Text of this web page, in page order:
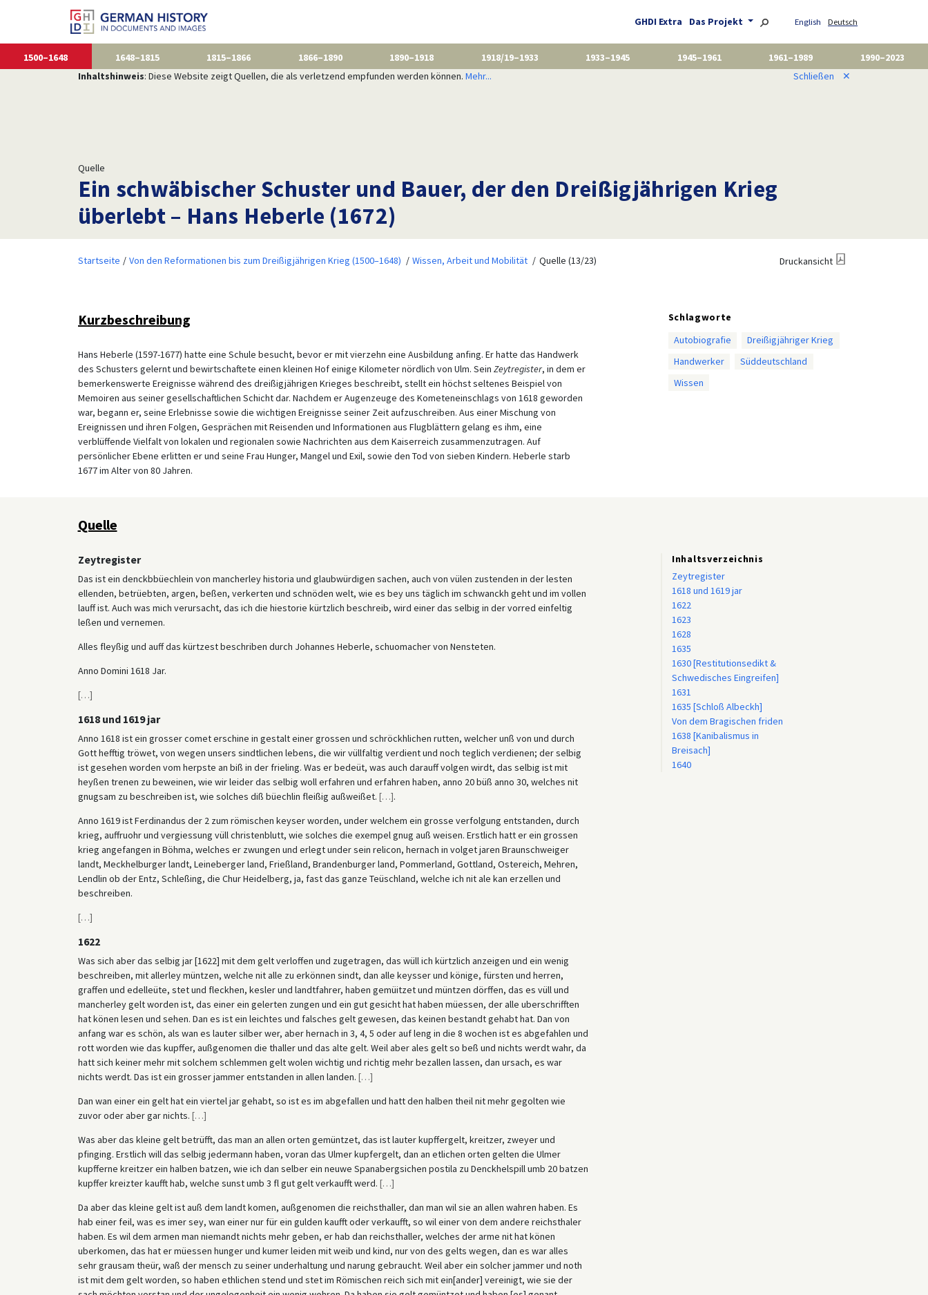
GHDI Extra Das Projekt English Deutsch
1500–1648 1648–1815 1815–1866 1866–1890 1890–1918 1918/19–1933 1933–1945 1945–1961 1961–1989
1990–2023
Inhaltshinweis: Diese Website zeigt Quellen, die als verletzend empfunden werden können. Mehr... Schließen ✕
Quelle
Ein schwäbischer Schuster und Bauer, der den Dreißigjährigen Krieg
überlebt – Hans Heberle (1672)
Startseite Von den Reformationen bis zum Dreißigjährigen Krieg (1500–1648) Wissen, Arbeit und Mobilität Quelle (13/23) Druckansicht
Kurzbeschreibung
Hans Heberle (1597-1677) hatte eine Schule besucht, bevor er mit vierzehn eine Ausbildung anfing. Er hatte das Handwerk
des Schusters gelernt und bewirtschaftete einen kleinen Hof einige Kilometer nördlich von Ulm. Sein Zeytregister, in dem er
bemerkenswerte Ereignisse während des dreißigjährigen Krieges beschreibt, stellt ein höchst seltenes Beispiel von
Memoiren aus seiner gesellschaftlichen Schicht dar. Nachdem er Augenzeuge des Kometeneinschlags von 1618 geworden
war, begann er, seine Erlebnisse sowie die wichtigen Ereignisse seiner Zeit aufzuschreiben. Aus einer Mischung von
Ereignissen und ihren Folgen, Gesprächen mit Reisenden und Informationen aus Flugblättern gelang es ihm, eine
verblüffende Vielfalt von lokalen und regionalen sowie Nachrichten aus dem Kaiserreich zusammenzutragen. Auf
persönlicher Ebene erlitten er und seine Frau Hunger, Mangel und Exil, sowie den Tod von sieben Kindern. Heberle starb
1677 im Alter von 80 Jahren.
Schlagworte
Autobiografie
Dreißigjähriger Krieg
Handwerker
Süddeutschland
Wissen
Quelle
Zeytregister
Das ist ein denckbbüechlein von mancherley historia und glaubwürdigen sachen, auch von vülen zustenden in der lesten
ellenden, betrüebten, argen, beßen, verkerten und schnöden welt, wie es bey uns täglich im schwanckh geht und im vollen
lauff ist. Auch was mich verursacht, das ich die hiestorie kürtzlich beschreib, wird einer das selbig in der vorred einfeltig
leßen und vernemen.
Alles fleyßig und auff das kürtzest beschriben durch Johannes Heberle, schuomacher von Nensteten.
Anno Domini 1618 Jar.
[…]
1618 und 1619 jar
Anno 1618 ist ein grosser comet erschine in gestalt einer grossen und schröckhlichen rutten, welcher unß von und durch
Gott hefftig tröwet, von wegen unsers sindtlichen lebens, die wir vüllfaltig verdient und noch teglich verdienen; der selbig
ist gesehen worden vom herpste an biß in der frieling. Was er bedeüt, was auch darauff volgen wirdt, das selbig ist mit
heyßen trenen zu beweinen, wie wir leider das selbig woll erfahren und erfahren haben, anno 20 büß anno 30, welches nit
gnugsam zu beschreiben ist, wie solches diß büechlin fleißig außweißet. […].
Anno 1619 ist Ferdinandus der 2 zum römischen keyser worden, under welchem ein grosse verfolgung entstanden, durch
krieg, auffruohr und vergiessung vüll christenblutt, wie solches die exempel gnug auß weisen. Erstlich hatt er ein grossen
krieg angefangen in Böhma, welches er zwungen und erlegt under sein relicon, hernach in volget jaren Braunschweiger
landt, Meckhelburger landt, Leineberger land, Frießland, Brandenburger land, Pommerland, Gottland, Ostereich, Mehren,
Lendlin ob der Entz, Schleßing, die Chur Heidelberg, ja, fast das ganze Teüschland, welche ich nit ale kan erzellen und
beschreiben.
[…]
1622
Was sich aber das selbig jar [1622] mit dem gelt verloffen und zugetragen, das wüll ich kürtzlich anzeigen und ein wenig
beschreiben, mit allerley müntzen, welche nit alle zu erkönnen sindt, dan alle keysser und könige, fürsten und herren,
graffen und edelleüte, stet und fleckhen, kesler und landtfahrer, haben gemüitzet und müntzen dörffen, das es vüll und
mancherley gelt worden ist, das einer ein gelerten zungen und ein gut gesicht hat haben müessen, der alle uberschrifften
hat könen lesen und sehen. Dan es ist ein leichtes und falsches gelt gewesen, das keinen bestandt gehabt hat. Dan von
anfang war es schön, als wan es lauter silber wer, aber hernach in 3, 4, 5 oder auf leng in die 8 wochen ist es abgefahlen und
rott worden wie das kupffer, außgenomen die thaller und das alte gelt. Weil aber ales gelt so beß und nichts werdt wahr, da
hatt sich keiner mehr mit solchem schlemmen gelt wolen wichtig und richtig mehr bezallen lassen, dan ursach, es war
nichts werdt. Das ist ein grosser jammer entstanden in allen landen. […]
Dan wan einer ein gelt hat ein viertel jar gehabt, so ist es im abgefallen und hatt den halben theil nit mehr gegolten wie
zuvor oder aber gar nichts. […]
Was aber das kleine gelt betrüfft, das man an allen orten gemüntzet, das ist lauter kupffergelt, kreitzer, zweyer und
pfinging. Erstlich will das selbig jedermann haben, voran das Ulmer kupfergelt, dan an etlichen orten gelten die Ulmer
kupfferne kreitzer ein halben batzen, wie ich dan selber ein neuwe Spanabergsichen postila zu Denckhelspill umb 20 batzen
kupffer kreizter kaufft hab, welche sunst umb 3 fl gut gelt verkaufft werd. […]
Da aber das kleine gelt ist auß dem landt komen, außgenomen die reichsthaller, dan man wil sie an allen wahren haben. Es
hab einer feil, was es imer sey, wan einer nur für ein gulden kaufft oder verkaufft, so wil einer von dem andere reichsthaler
haben. Es wil dem armen man niemandt nichts mehr geben, er hab dan reichsthaller, welches der arme nit hat könen
uberkomen, das hat er müessen hunger und kumer leiden mit weib und kind, nur von des gelts wegen, dan es war alles
sehr grausam theür, waß der mensch zu seiner underhaltung und narung gebraucht. Weil aber ein solcher jammer und noth
ist mit dem gelt worden, so haben ethlichen stend und stet im Römischen reich sich mit ein[ander] vereinigt, wie sie der
Inhaltsverzeichnis
Zeytregister
1618 und 1619 jar
1622
1623
1628
1635
1630 [Restitutionsedikt &
Schwedisches Eingreifen]
1631
1635 [Schloß Albeckh]
Von dem Bragischen friden
1638 [Kanibalismus in
Breisach]
1640